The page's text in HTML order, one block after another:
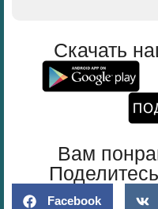
Скачать
Вам
Facebook